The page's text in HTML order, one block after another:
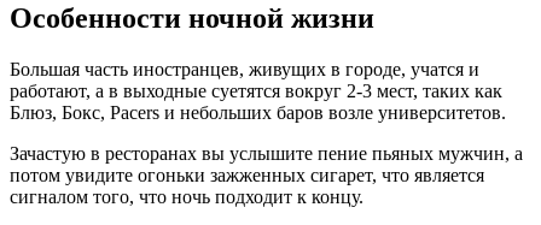
Особенности ночной жизни
Большая часть иностранцев, живущих в городе, учатся и
работают, а в выходные суетятся вокруг 2-3 мест, таких как
Блюз, Бокс, Pacers и небольших баров возле университетов.
Зачастую в ресторанах вы услышите пение пьяных мужчин, а
потом увидите огоньки зажженных сигарет, что является
сигналом того, что ночь подходит к концу.